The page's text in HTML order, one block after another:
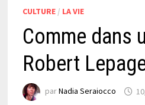
CULTURE/ LA VIE
Comme dans
Robert
parNadia Seraiocco